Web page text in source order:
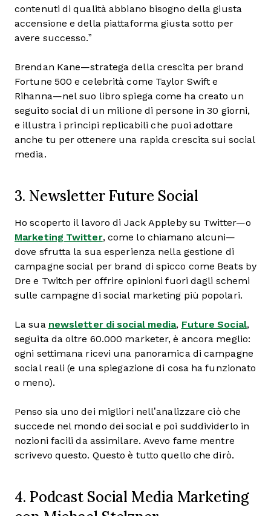
contenuti di qualità abbiano bisogno della giusta
accensione e della piattaforma giusta sotto per
avere successo.”
Brendan Kane—stratega della crescita per brand
Fortune 500 e celebrità come Taylor Swift e
Rihanna—nel suo libro spiega come ha creato un
seguito social di un milione di persone in 30 giorni,
e illustra i principi replicabili che puoi adottare
anche tu per ottenere una rapida crescita sui social
media.
3. Newsletter Future Social
Ho scoperto il lavoro di Jack Appleby su Twitter—o
Marketing Twitter, come lo chiamano alcuni—
dove sfrutta la sua esperienza nella gestione di
campagne social per brand di spicco come Beats by
Dre e Twitch per offrire opinioni fuori dagli schemi
sulle campagne di social marketing più popolari.
La sua newsletter di social media, Future Social,
seguita da oltre 60.000 marketer, è ancora meglio:
ogni settimana ricevi una panoramica di campagne
social reali (e una spiegazione di cosa ha funzionato
o meno).
Penso sia uno dei migliori nell’analizzare ciò che
succede nel mondo dei social e poi suddividerlo in
nozioni facili da assimilare. Avevo fame mentre
scrivevo questo. Questo è tutto quello che dirò.
4. Podcast Social Media Marketing